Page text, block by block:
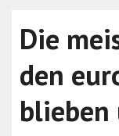
Die
den